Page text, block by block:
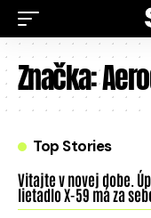
Značka:
Top Stories
Vitajte v novej dobe.
lietadlo X-59 má za